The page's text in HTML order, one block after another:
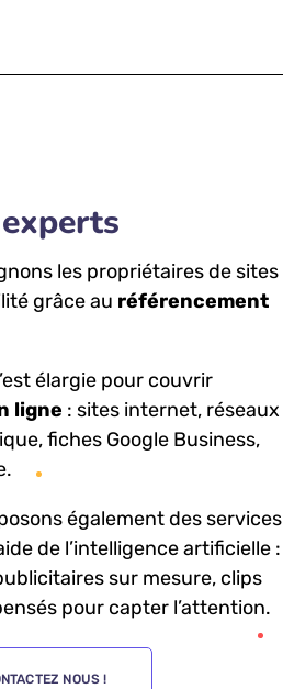
les propriétaires de sites
grâce au référencement
élargie pour couvrir
ligne : sites internet, réseaux
fiches Google Business,
également des services
de l’intelligence artificielle :
sur mesure, clips
pour capter l’attention.
NOUS !